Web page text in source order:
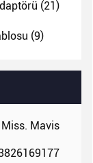
(21)
(9)
Miss. Mavis